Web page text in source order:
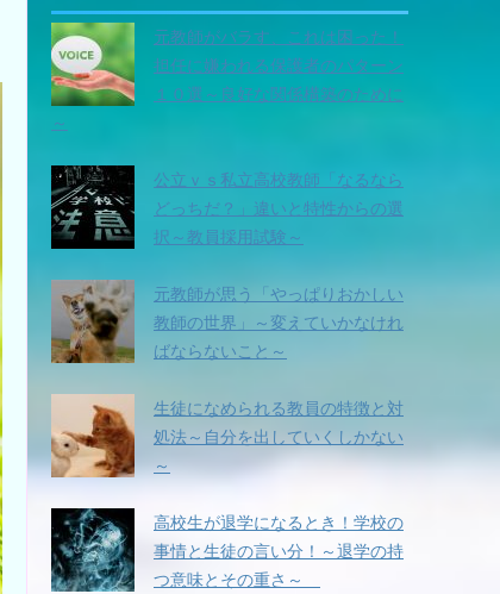
ー
ヤ
ー
ム
調
節
に
矢
印
を
使
っ
だ
さ
い。
元教師がバラす、これは困った！
担任に嫌われる保護者のパターン
１０選～良好な関係構築のために
～
公立ｖｓ私立高校教師「なるなら
どっちだ？」違いと特性からの選
択～教員採用試験～
元教師が思う「やっぱりおかしい
教師の世界」～変えていかなけれ
ばならないこと～
生徒になめられる教員の特徴と対
処法～自分を出していくしかない
～
高校生が退学になるとき！学校の
事情と生徒の言い分！～退学の持
つ意味とその重さ～